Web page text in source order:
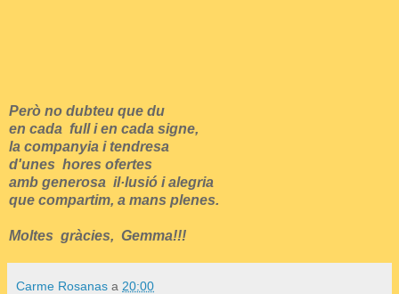
Però no dubteu que du
en cada full i en cada signe,
la companyia i tendresa
d'unes hores ofertes
amb generosa il·lusió i alegria
que compartim, a mans plenes.
Moltes gràcies, Gemma!!!
Carme Rosanas a 20:00